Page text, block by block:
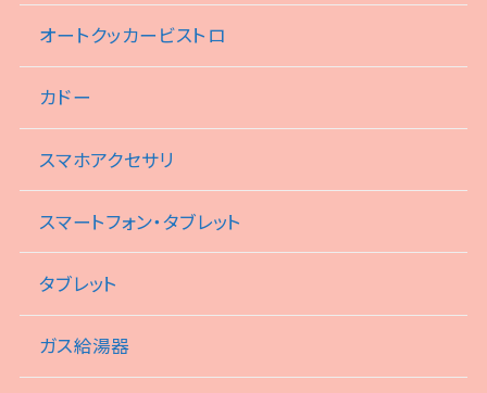
オートクッカービストロ
カドー
スマホアクセサリ
スマートフォン・タブレット
タブレット
ガス給湯器